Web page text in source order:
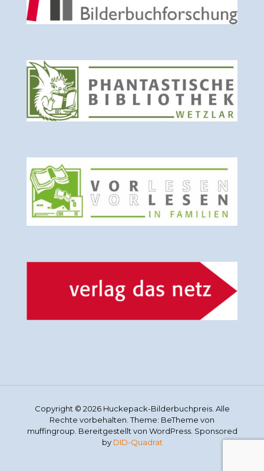
Copyright © 2026 Huckepack-Bilderbuchpreis. Alle
Rechte vorbehalten. Theme: BeTheme von
muffingroup. Bereitgestellt von WordPress. Sponsored
by DID-Quadrat